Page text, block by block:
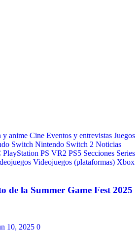
y anime Cine Eventos y entrevistas Juegos
Switch Nintendo Switch 2 Noticias
PlayStation PS VR2 PS5 Secciones Series
Videojuegos (plataformas) Xbox
de la Summer Game Fest 2025
10, 2025 0